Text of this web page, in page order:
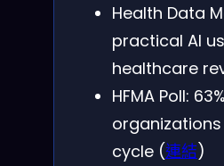
Health Data
practical AI
healthcare
HFMA Poll:
cycle (連結)